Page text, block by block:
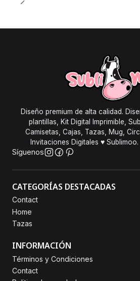
Diseño premium de alta calidad.
plantillas, Kit Digital Imprimible,
Camisetas, Cajas, Tazas, Mug,
Invitaciones Digitales ♥
Síguenos
CATEGORÍAS DESTACADAS
Contact
Home
Tazas
INFORMACIÓN
Términos y Condiciones
Contact